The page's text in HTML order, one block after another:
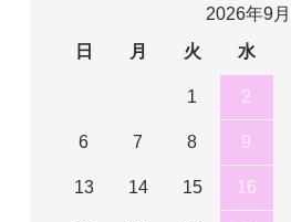
2026年9月
日
月 火 水
1 2
6 7 8 9
13 14 15 16